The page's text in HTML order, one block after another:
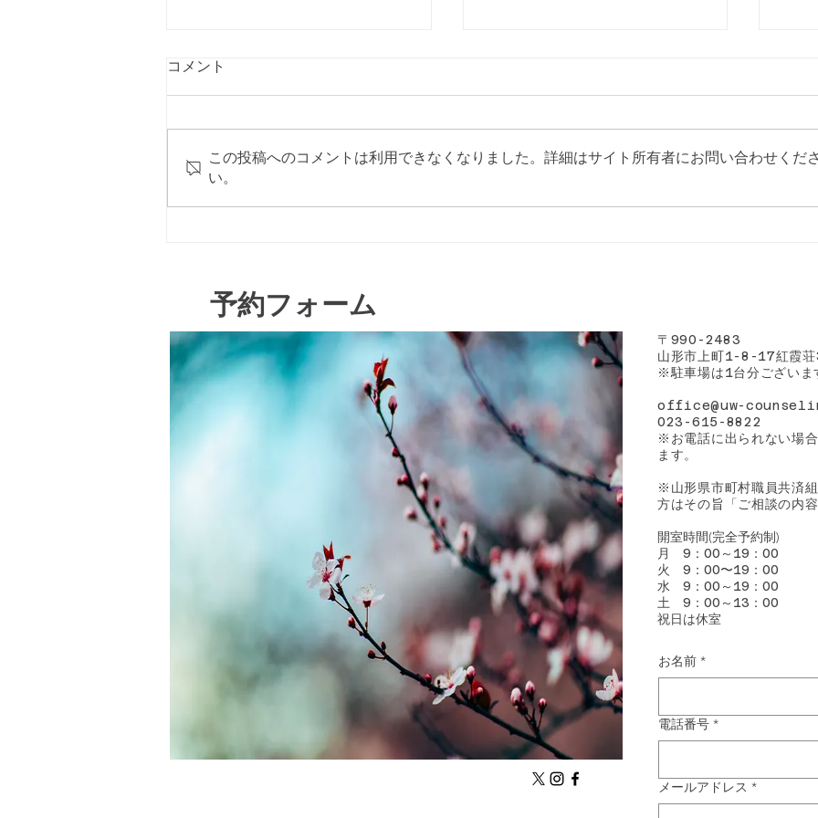
メンタルヘルス研修会の講師
DV防止講座の講師を務めま
う
コメント
この投稿へのコメントは利用できなくなりました。詳細はサイト所有者にお問い合わせくださ
い。
​予約フォーム
〒 990-2483
山形市上町1-8-17紅霞荘
​※駐車場は1台分ございま
office@uw-
023-615-8822
※お電話に出られない場
ます。
​※山形県市町村職員共済
方はその旨「ご相談の内
開室時間(完全予約制)
月 9：00～19：00
​火 9：00〜19：00
水 9：00～19：00
土 9：00～13：00
​祝日は休室
お名前 *
電話番号 *
メールアドレス *